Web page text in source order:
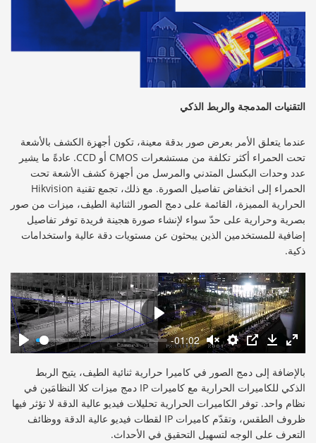
التقنيات المدمجة والربط الذكي
عندما يتعلق الأمر بعرض صور بدقة معينة، تكون أجهزة الكشف بالأشعة
تحت الحمراء أكثر تكلفة من مستشعرات CMOS أو CCD. عادةً ما يشير
عدد وحدات البكسل المتدني والمرسل من أجهزة كشف الأشعة تحت
الحمراء إلى انخفاض تفاصيل الصورة. مع ذلك، تجمع تقنية Hikvision
الحرارية المميزة، القائمة على دمج الصور الثنائية الطيف، ميزات من صور
بصرية وحرارية على حدّ سواء لإنشاء صورة هجينة فريدة توفر تفاصيل
إضافية للمستخدمين الذين يبحثون عن مستويات دقة عالية واستخدامات
ذكية.
-01:02
بالإضافة إلى دمج الصور في كاميرا حرارية ثنائية الطيف، يتيح الربط
الذكي للكاميرات الحرارية مع كاميرات IP دمج ميزات كلا النظامَين في
نظام واحد. توفر الكاميرات الحرارية تحليلات فيديو عالية الدقة لا تؤثر فيها
ظروف الطقس، وتقدّم كاميرات IP لقطات فيديو عالية الدقة ووظائف
التعرف على الوجه لتسهيل التحقيق في الأحداث.